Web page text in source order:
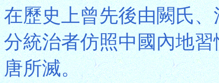
在歷史上曾先後由闕氏
分統治者仿照中國內地
唐所滅。